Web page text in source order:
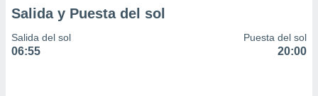
Salida y Puesta del sol
Salida del sol
06:55
Puesta del sol
20:00